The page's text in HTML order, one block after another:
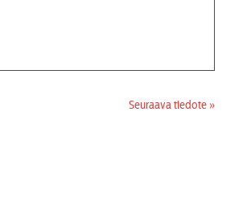
Seuraava tiedote »